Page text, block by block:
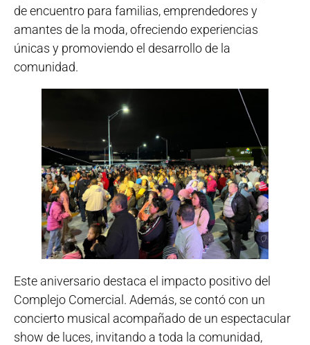
de encuentro para familias, emprendedores y
amantes de la moda, ofreciendo experiencias
únicas y promoviendo el desarrollo de la
comunidad.
Este aniversario destaca el impacto positivo del
Complejo Comercial. Además, se contó con un
concierto musical acompañado de un espectacular
show de luces, invitando a toda la comunidad,